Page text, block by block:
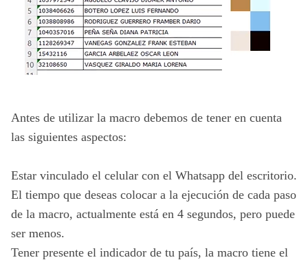
Antes de utilizar la macro debemos de tener en cuenta
las siguientes aspectos:
Estar vinculado el celular con el Whatsapp del escritorio.
El tiempo que deseas colocar a la ejecución de cada paso
de la macro, actualmente está en 4 segundos, pero puede
ser menos.
Tener presente el indicador de tu país, la macro tiene el